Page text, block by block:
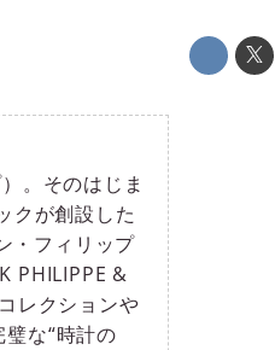
。そのはじま
クが創設した
・フィリップ
PHILIPPE &
レクションや
な“時計の